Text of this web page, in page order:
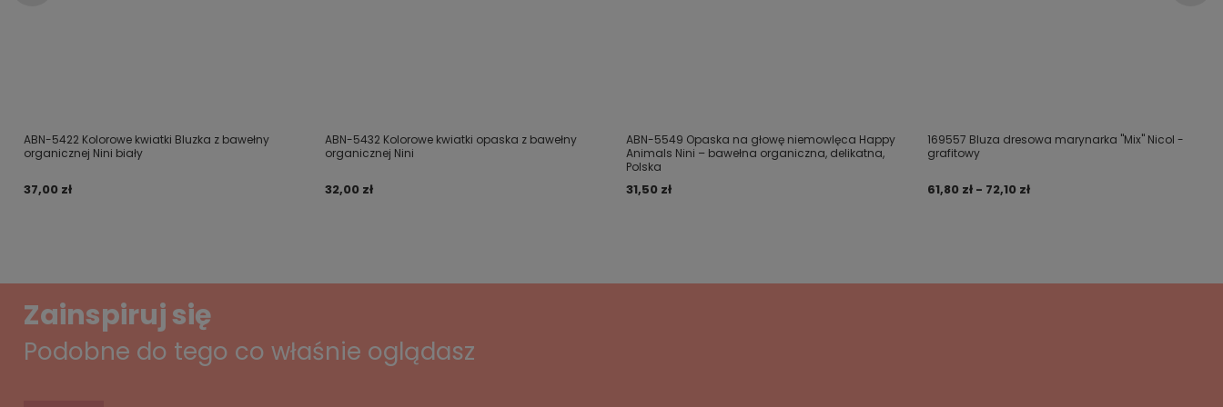
ABN-5422 Kolorowe kwiatki Bluzka z bawełny
organicznej Nini biały
37,00 zł
ABN-5432 Kolorowe kwiatki opaska z bawełny
organicznej Nini
32,00 zł
ABN-5549 Opaska na głowę niemowlęca Happy
Animals Nini – bawełna organiczna, delikatna,
Polska
31,50 zł
169557 Bluza dresowa marynarka "Mix" Nicol -
grafitowy
61,80 zł - 72,10 zł
Zainspiruj się
Podobne do tego co właśnie oglądasz